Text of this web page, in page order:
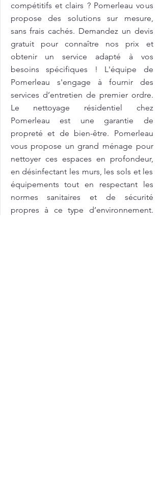
compétitifs et clairs ? Pomerleau vous
propose des solutions sur mesure,
sans frais cachés. Demandez un devis
gratuit pour connaître nos prix et
obtenir un service adapté à vos
besoins spécifiques ! L'équipe de
Pomerleau s'engage à fournir des
services d’entretien de premier ordre.
Le nettoyage résidentiel chez
Pomerleau est une garantie de
propreté et de bien-être. Pomerleau
vous propose un grand ménage pour
nettoyer ces espaces en profondeur,
en désinfectant les murs, les sols et les
équipements tout en respectant les
normes sanitaires et de sécurité
propres à ce type d’environnement.